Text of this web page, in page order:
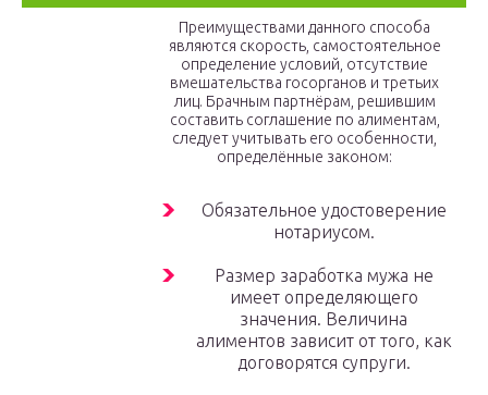
Преимуществами данного способа
являются скорость, самостоятельное
определение условий, отсутствие
вмешательства госорганов и третьих
лиц. Брачным партнёрам, решившим
составить соглашение по алиментам,
следует учитывать его особенности,
определённые законом:
Обязательное удостоверение
нотариусом.
Размер заработка мужа не
имеет определяющего
значения. Величина
алиментов зависит от того, как
договорятся супруги.